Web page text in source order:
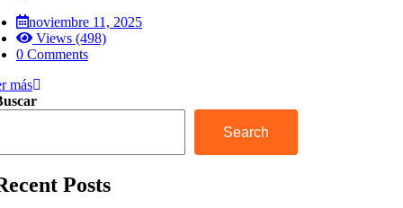
noviembre 11, 2025
Views (498)
0 Comments
más
Search
Posts